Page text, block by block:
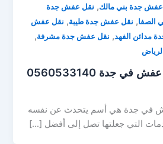
جدة بني مالك, نقل عفش جدة
الصفا, نقل عفش جدة طيبة, نقل عفش
مدائن الفهد, نقل عفش جدة مشرفة,
جدة 0560533140
في جدة هي أسم يتحدث عن نفسه
التي جعلتها تصل إلى أفضل […]